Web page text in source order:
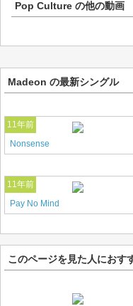
Pop Culture の他の動画
Madeon の最新シングル
11年前
Nonsense
11年前
Pay No Mind
このページを見た人におす